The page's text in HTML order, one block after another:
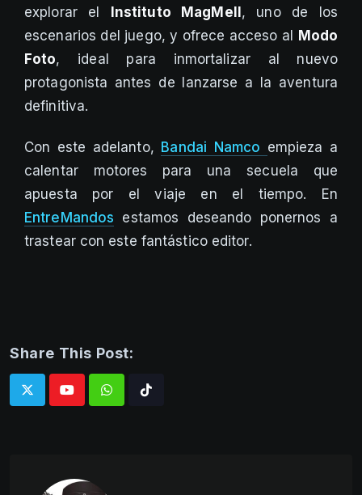
explorar el
Instituto MagMell , uno de los
escenarios del juego, y ofrece acceso al
Modo
Foto, ideal para inmortalizar al nuevo
protagonista antes de lanzarse a la aventura
definitiva.
Con este adelanto, Bandai Namco empieza a
calentar motores para una secuela que
apuesta por el viaje en el tiempo. En
EntreMandos estamos deseando ponernos a
trastear con este fantástico editor.
Share This Post:
WhatsappTiktok